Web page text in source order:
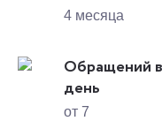
4 месяца
Обращений в
день
от 7